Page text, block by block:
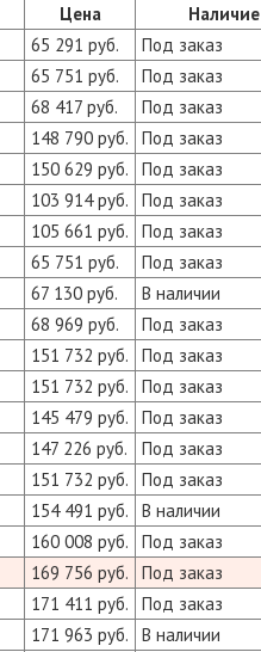
Цена
Наличие
65 291 руб. Под заказ
65 751 руб. Под заказ
68 417 руб. Под заказ
148 790 руб. Под заказ
150 629 руб. Под заказ
103 914 руб. Под заказ
105 661 руб. Под заказ
65 751 руб. Под заказ
67 130 руб. В наличии
68 969 руб. Под заказ
151 732 руб. Под заказ
151 732 руб. Под заказ
145 479 руб. Под заказ
147 226 руб. Под заказ
151 732 руб. Под заказ
154 491 руб. В наличии
160 008 руб. Под заказ
169 756 руб. Под заказ
171 411 руб. Под заказ
171 963 руб. В наличии